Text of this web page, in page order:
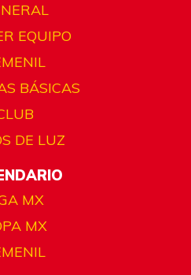
EQUIPO
BÁSICAS
DE LUZ
MX
MX